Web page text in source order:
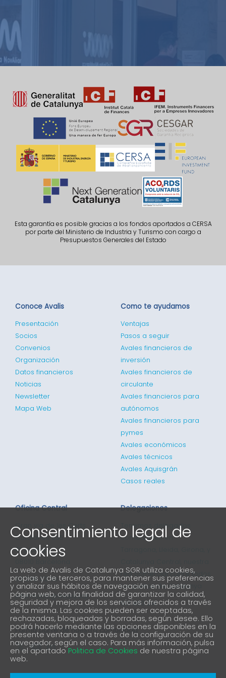
Esta garantía es posible gracias a los fondos aportados a CERSA
por parte del Ministerio de Industria y Turismo con cargo a
Presupuestos Generales del Estado
Conoce Avalis
Presentación
Socios
Convenios
Organización
Datos financieros
Noticias
Newsletter
Mapa Web
Como te ayudamos
Ventajas
Pasos a seguir
Avales financieros de
inversión
Avales financieros de
circulante
Avales financieros para
autónomos
Avales financieros para
pymes
Avales económicos
Avales técnicos
Avales Aquisgrán
Casos reales
Oficina Central
Gran via de les Corts
Catalanes 635
4ª planta
93 298 02 60
informacio@avalis.cat
Delegaciones
Tenemos delegados
comerciales en
red comercial cubre todos
los puntos de Catalunya
901 900 214
Forma parte de nuestra comunidad
Consentimiento legal de
cookies
La web de Avalis de Catalunya SGR utiliza cookies,
propias y de terceros, para mantener sus preferencias
y analizar sus hábitos de navegación en nuestra
página web, con la finalidad de garantizar la calidad,
seguridad y mejora de los servicios ofrecidos a través
de la misma. Las cookies pueden ser aceptadas,
rechazadas, bloqueadas y borradas, según desee. Ello
podrá hacerlo mediante las opciones disponibles en la
presente ventana o a través de la configuración de su
navegador, según el caso. Para más información, pulsa
en el apartado Politica de Cookies de nuestra página
web.